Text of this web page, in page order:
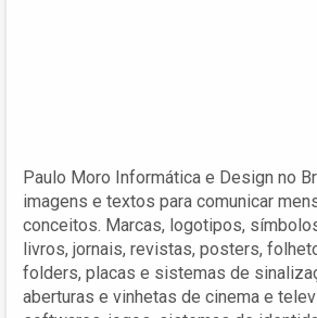
Paulo Moro Informática e Design no
imagens e textos para comunicar
conceitos. Marcas, logotipos,
livros, jornais, revistas, posters,
folders, placas e sistemas de
aberturas e vinhetas de cinema e